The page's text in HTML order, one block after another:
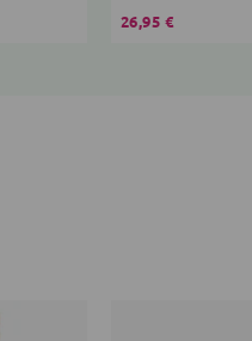
26,95 €